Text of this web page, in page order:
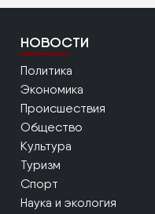
НОВОСТИ
Политика
Экономика
Происшествия
Общество
Культура
Туризм
Спорт
Наука и экология